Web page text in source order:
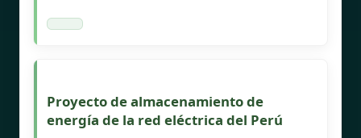
Proyecto de almacenamiento de
energía de la red eléctrica del Perú